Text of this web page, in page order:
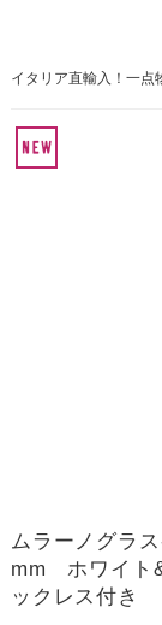
イタリア直輸入！一点
ムラーノグラ
mm ホワイト
ックレス付き